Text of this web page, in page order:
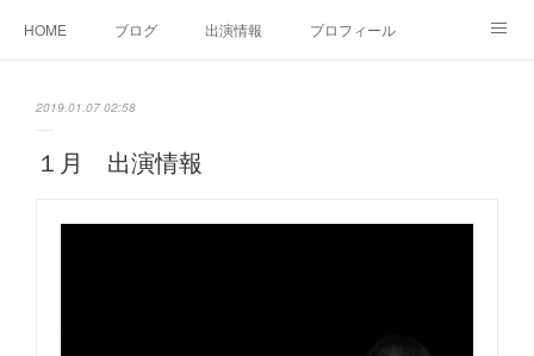
HOME ブログ 出演情報 プロフィール
2019.01.07 02:58
１月 出演情報